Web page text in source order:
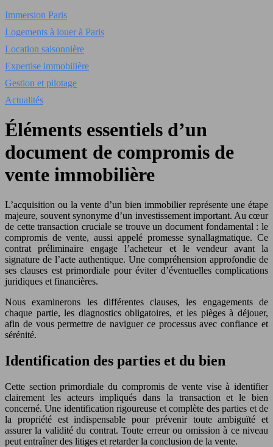
Immersion Paris
Logements à louer à Paris
Location saisonnière
Expertise immobilière
Gestion et pilotage
Actualités
Éléments essentiels d’un
document de compromis de
vente immobilière
L’acquisition ou la vente d’un bien immobilier représente une étape
majeure, souvent synonyme d’un investissement important. Au cœur
de cette transaction cruciale se trouve un document fondamental : le
compromis de vente, aussi appelé promesse synallagmatique. Ce
contrat préliminaire engage l’acheteur et le vendeur avant la
signature de l’acte authentique. Une compréhension approfondie de
ses clauses est primordiale pour éviter d’éventuelles complications
juridiques et financières.
Nous examinerons les différentes clauses, les engagements de
chaque partie, les diagnostics obligatoires, et les pièges à déjouer,
afin de vous permettre de naviguer ce processus avec confiance et
sérénité.
Identification des parties et du bien
Cette section primordiale du compromis de vente vise à identifier
clairement les acteurs impliqués dans la transaction et le bien
concerné. Une identification rigoureuse et complète des parties et de
la propriété est indispensable pour prévenir toute ambiguïté et
assurer la validité du contrat. Toute erreur ou omission à ce niveau
peut entraîner des litiges et retarder la conclusion de la vente.